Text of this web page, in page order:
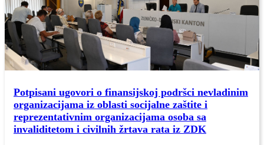
Potpisani ugovori o finansijskoj podršci nevladinim
organizacijama iz oblasti socijalne zaštite i
reprezentativnim organizacijama osoba sa
invaliditetom i civilnih žrtava rata iz ZDK